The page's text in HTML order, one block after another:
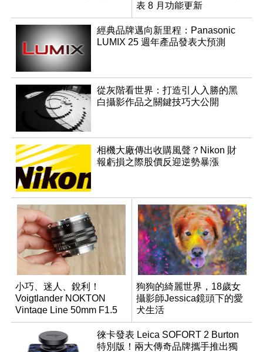
表 8 月功能更新
經典品牌邁向新里程：Panasonic
LUMIX 25 週年產品發表大預測
從灰階看世界：打造引人入勝的黑
白攝影作品之關鍵技巧大公開
相機大廠傳出收購風聲？Nikon 財
報虧損之際股價反迎逆勢暴漲
小巧、迷人、銳利！
Voigtlander NOKTON
Vintage Line 50mm F1.5
ASPH II
狗狗的綺麗世界，18歲女
攝影師Jessica鏡頭下的愛
犬生活
徠卡發表 Leica SOFORT 2 Burton
特別版！兩大傳奇品牌攜手推出獨